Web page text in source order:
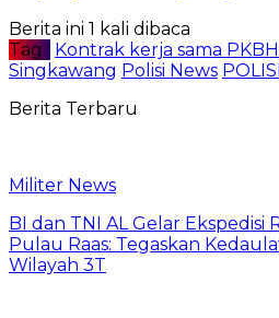
Berita ini 1 kali dibaca
Tag : Kontrak kerja sama
Singkawang Polisi News
Berita Terbaru
Militer News
BI dan TNI AL Gelar
Pulau Raas: Tegaskan
Wilayah 3T